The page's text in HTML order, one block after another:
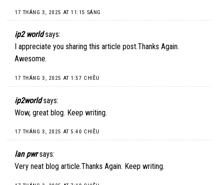
17 THÁNG 3, 2025 AT 11:15 SÁNG
ip2 world says:
I appreciate you sharing this article post.Thanks Again.
Awesome.
17 THÁNG 3, 2025 AT 1:57 CHIỀU
ip2world says:
Wow, great blog. Keep writing.
17 THÁNG 3, 2025 AT 5:40 CHIỀU
lan pwr says:
Very neat blog article.Thanks Again. Keep writing.